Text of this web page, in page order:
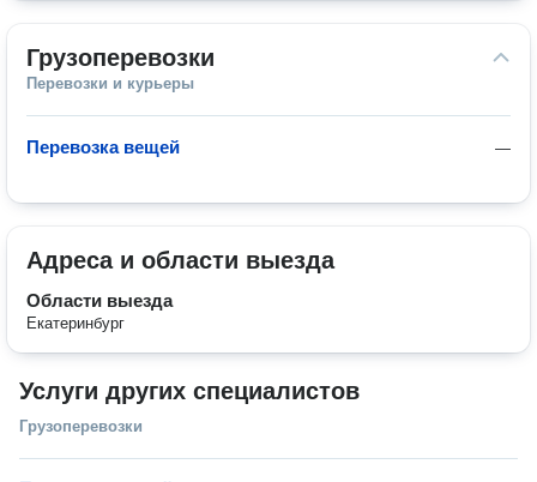
Грузоперевозки
Перевозки и курьеры
—
Перевозка вещей
Адреса и области выезда
Области выезда
Екатеринбург
Услуги других специалистов
Грузоперевозки